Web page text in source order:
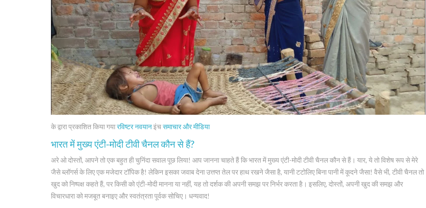
के द्वारा प्रकाशित किया गयारविष्टर नवयानइंचसमाचार और मीडिया
भारत में मुख्य एंटी-मोदी टीवी चैनल कौन से हैं?
अरे ओ दोस्तों, आपने तो एक बहुत ही चुनिंदा सवाल पूछ लिया! आप जानना चाहते हैं कि भारत में मुख्य एंटी-मोदी टीवी चैनल कौन से हैं। यार, ये तो विशेष रूप से मेरे
जैसे ब्लॉगर्स के लिए एक मजेदार टॉपिक है! लेकिन इसका जवाब देना उत्तप्त तेल पर हाथ रखने जैसा है, यानी टटोलिए बिना पानी में कूदने जैसा! वैसे भी, टीवी चैनल तो
खुद को निष्पक्ष कहते हैं, पर किसी को एंटी-मोदी मानना या नहीं, यह तो दर्शक की अपनी समझ पर निर्भर करता है। इसलिए, दोस्तों, अपनी खुद की समझ और
विचारधारा को मजबूत बनाइए और स्वतंत्रता पूर्वक सोचिए। धन्यवाद!